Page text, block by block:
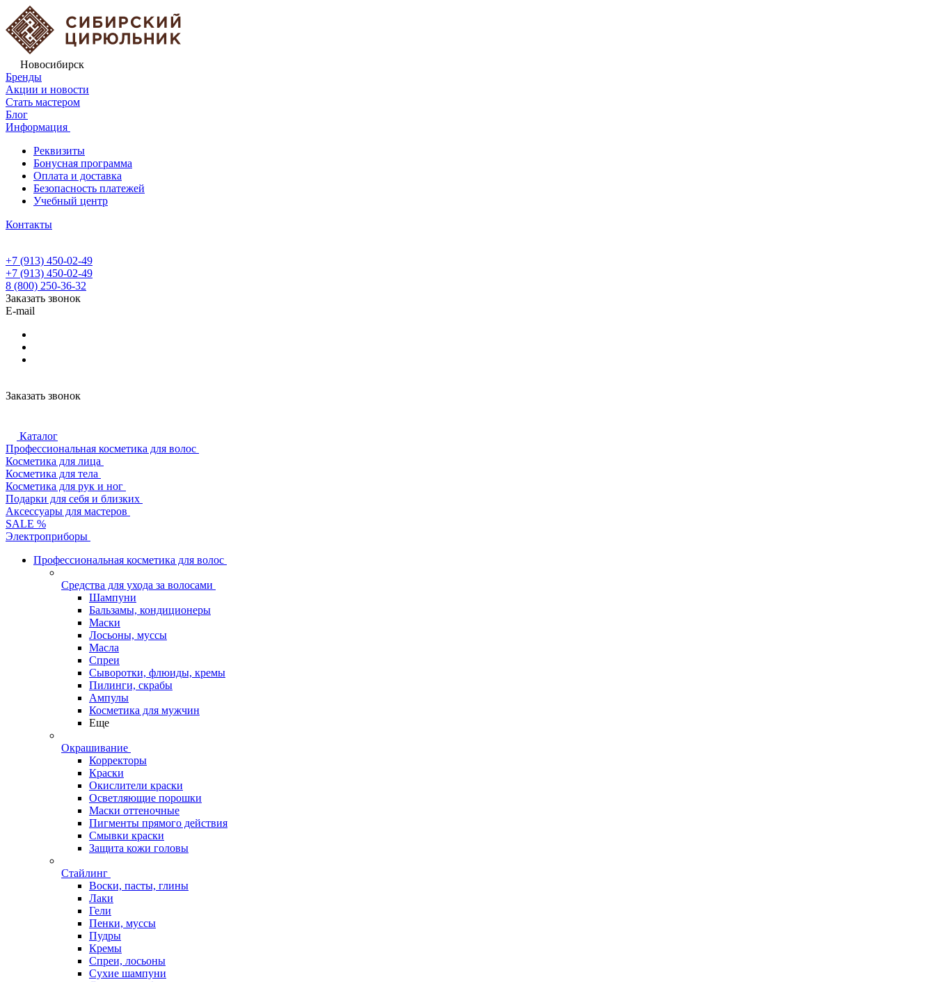
Новосибирск
Бренды
Акции и новости
Стать мастером
Блог
Информация
Реквизиты
Бонусная программа
Оплата и доставка
Безопасность платежей
Учебный центр
Контакты
+7 (913) 450-02-49
+7 (913) 450-02-49
8 (800) 250-36-32
Заказать звонок
E-mail
Заказать звонок
Каталог
Профессиональная косметика для волос
Косметика для лица
Косметика для тела
Косметика для рук и ног
Подарки для себя и близких
Аксессуары для мастеров
SALE %
Электроприборы
Профессиональная косметика для волос
Средства для ухода за волосами
Шампуни
Бальзамы, кондиционеры
Маски
Лосьоны, муссы
Масла
Спреи
Сыворотки, флюиды, кремы
Пилинги, скрабы
Ампулы
Косметика для мужчин
Еще
Окрашивание
Корректоры
Краски
Окислители краски
Осветляющие порошки
Маски оттеночные
Пигменты прямого действия
Смывки краски
Защита кожи головы
Стайлинг
Воски, пасты, глины
Лаки
Гели
Пенки, муссы
Пудры
Кремы
Спреи, лосьоны
Сухие шампуни